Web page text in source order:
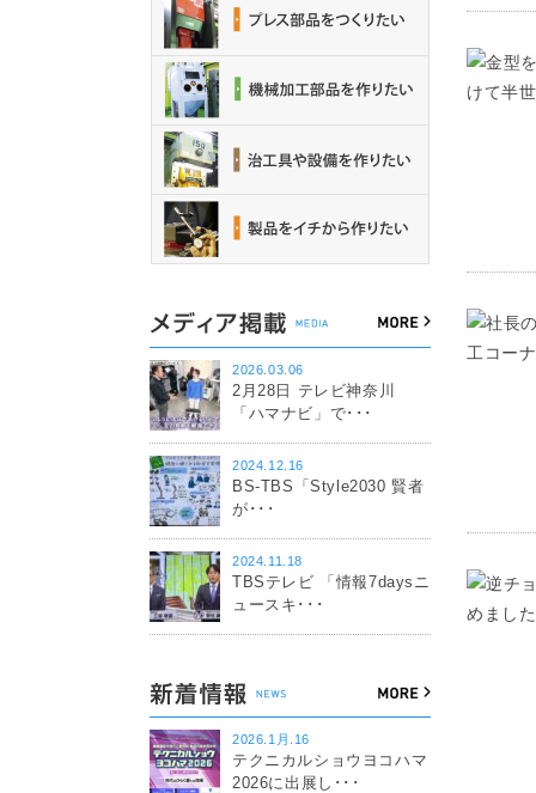
2026.03.06
2月28日 テレビ神奈川
「ハマナビ」で･･･
2024.12.16
BS-TBS「Style2030 賢者
が･･･
2024.11.18
TBSテレビ 「情報7daysニ
ュースキ･･･
2026.1月.16
テクニカルショウヨコハマ
2026に出展し･･･